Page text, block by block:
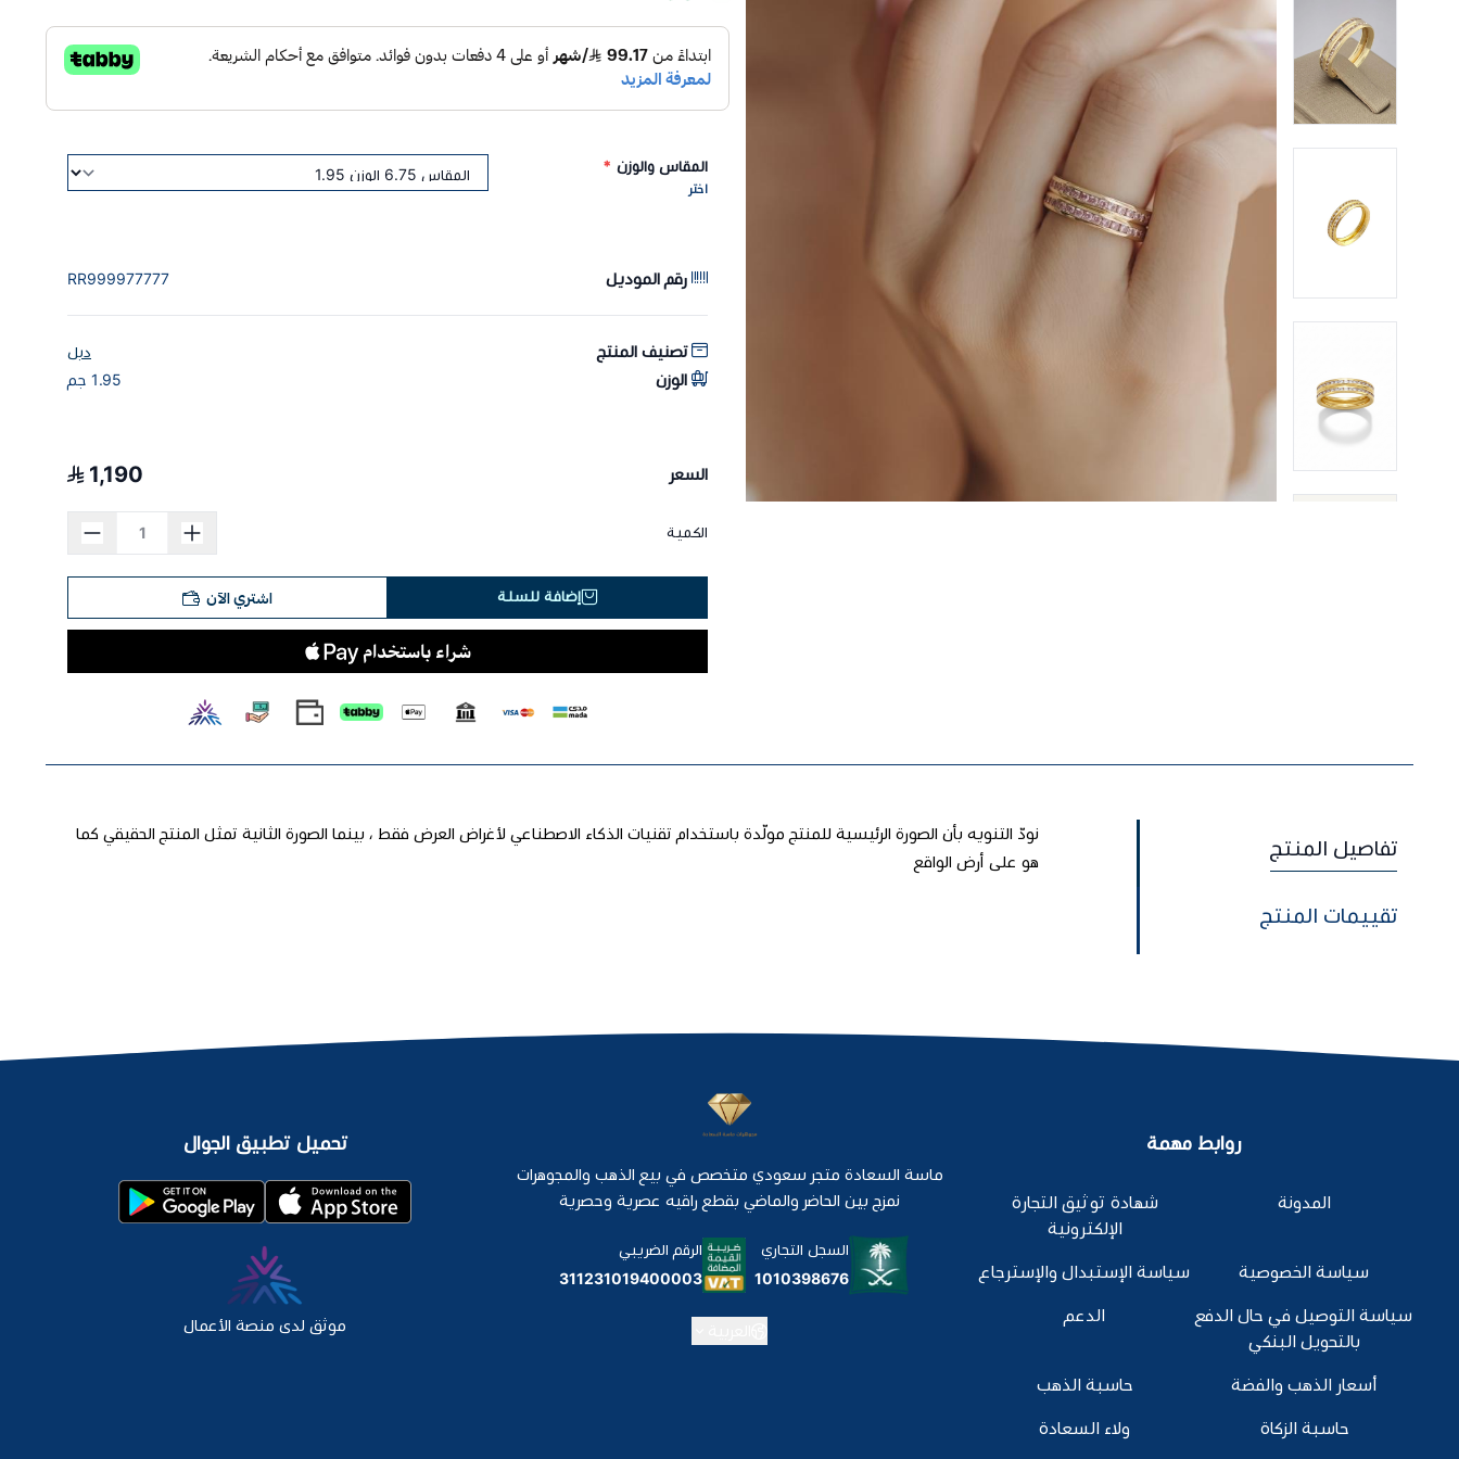
المقاس والوزن *
اختر
رقم الموديل RR999977777
تصنيف المنتج دبل
الوزن 1.95 جم
السعر 1,190
الكمية
إضافة للسلة اشتري الآن
تفاصيل المنتج
تقييمات المنتج
نودّ التنويه بأن الصورة الرئيسية للمنتج مولّدة باستخدام تقنيات الذكاء الاصطناعي لأغراض العرض فقط ، بينما الصورة الثانية تمثل المنتج الحقيقي كما
هو على أرض الواقع
روابط مهمة
المدونة
شهادة توثيق التجارة
الإلكترونية
سياسة الخصوصية سياسة الإستبدال والإسترجاع
سياسة التوصيل في حال الدفع
بالتحويل البنكي
الدعم
أسعار الذهب والفضة حاسبة الذهب
حاسبة الزكاة ولاء السعادة
ماسة السعادة متجر سعودي متخصص في بيع الذهب والمجوهرات
نمزج بين الحاضر والماضي بقطع راقيه عصرية وحصرية
السجل التجاري
1010398676
الرقم الضريبي
311231019400003
تحميل تطبيق الجوال
موثق لدى منصة الأعمال